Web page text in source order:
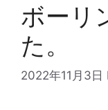
ボーリ
た。
2022年11月3日